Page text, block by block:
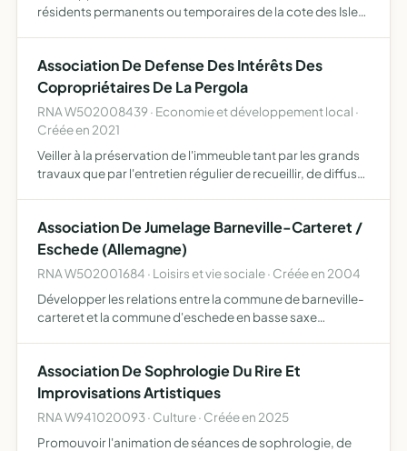
résidents permanents ou temporaires de la cote des Isles
Association De Defense Des Intérêts Des
Copropriétaires De La Pergola
RNA W502008439 · Economie et développement local ·
Créée en 2021
Veiller à la préservation de l'immeuble tant par les grands
travaux que par l'entretien régulier de recueillir, de diffuser
Association De Jumelage Barneville-Carteret /
Eschede (Allemagne)
RNA W502001684 · Loisirs et vie sociale · Créée en 2004
Développer les relations entre la commune de barneville-
carteret et la commune d'eschede en basse saxe
tourisme, etc.…
Association De Sophrologie Du Rire Et
Improvisations Artistiques
RNA W941020093 · Culture · Créée en 2025
Promouvoir l'animation de séances de sophrologie, de